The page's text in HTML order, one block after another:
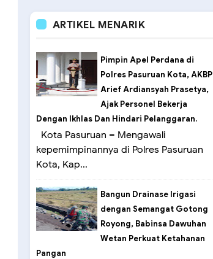
ARTIKEL MENARIK
Pimpin Apel Perdana di
Polres Pasuruan Kota, AKBP
Arief Ardiansyah Prasetya,
Ajak Personel Bekerja
Dengan Ikhlas Dan Hindari Pelanggaran.
Kota Pasuruan – Mengawali
kepemimpinannya di Polres Pasuruan
Kota, Kap...
Bangun Drainase Irigasi
dengan Semangat Gotong
Royong, Babinsa Dawuhan
Wetan Perkuat Ketahanan
Pangan